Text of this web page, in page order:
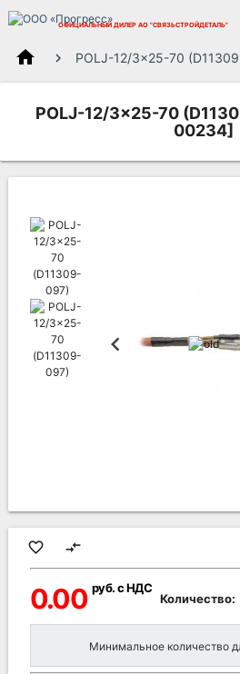
ОФИЦИАЛЬНЫЙ ДИЛЕР АО "СВЯЗЬСТРОЙДЕТАЛЬ"
home POLJ-12/3x25-70
POLJ-12/3x25-70
00234]
favorite_border compare_arrows
0.00 руб. с НДС
Количество:
Минимальное количество